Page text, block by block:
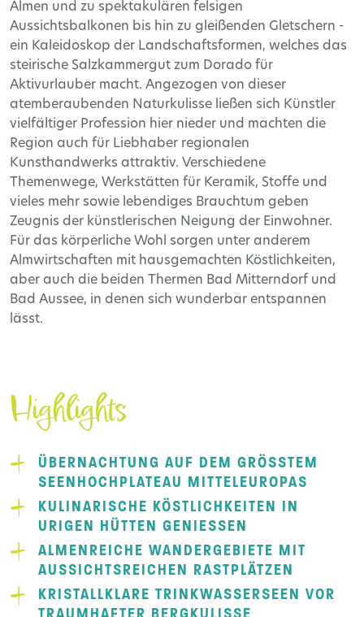
Almen und zu spektakulären felsigen
Aussichtsbalkonen bis hin zu gleißenden Gletschern -
ein Kaleidoskop der Landschaftsformen, welches das
steirische Salzkammergut zum Dorado für
Aktivurlauber macht. Angezogen von dieser
atemberaubenden Naturkulisse ließen sich Künstler
vielfältiger Profession hier nieder und machten die
Region auch für Liebhaber regionalen
Kunsthandwerks attraktiv. Verschiedene
Themenwege, Werkstätten für Keramik, Stoffe und
vieles mehr sowie lebendiges Brauchtum geben
Zeugnis der künstlerischen Neigung der Einwohner.
Für das körperliche Wohl sorgen unter anderem
Almwirtschaften mit hausgemachten Köstlichkeiten,
aber auch die beiden Thermen Bad Mitterndorf und
Bad Aussee, in denen sich wunderbar entspannen
lässt.
Highlights
ÜBERNACHTUNG AUF DEM GRÖSSTEM S
EENHOCHPLATEAU MITTELEUROPAS
KULINARISCHE KÖSTLICHKEITEN IN
URIGEN HÜTTEN GENIESSEN
ALMENREICHE WANDERGEBIETE MIT
AUSSICHTSREICHEN RASTPLÄTZEN
KRISTALLKLARE TRINKWASSERSEEN VOR